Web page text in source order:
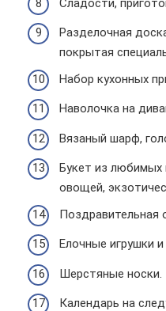
Разделочная
покрытая
Набор кухонных
Наволочка на
Вязаный шарф,
Букет из любимых
овощей,
Поздравительная
Елочные игрушки
Шерстяные носки.
Календарь на